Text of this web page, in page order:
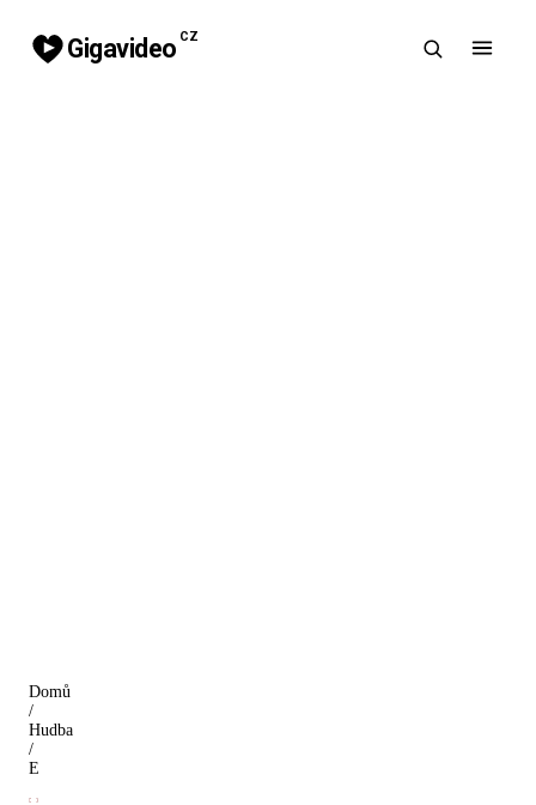
Gigavideo CZ
Domů
/
Hudba
/